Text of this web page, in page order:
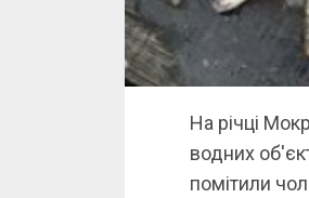
На річці
водних
помітили